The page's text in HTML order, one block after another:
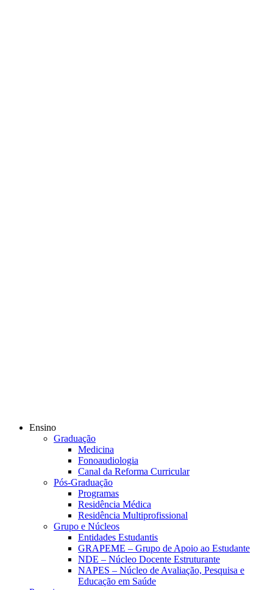
Ensino
Graduação
Medicina
Fonoaudiologia
Canal da Reforma Curricular
Pós-Graduação
Programas
Residência Médica
Residência Multiprofissional
Grupo e Núcleos
Entidades Estudantis
GRAPEME – Grupo de Apoio ao Estudante
NDE – Núcleo Docente Estruturante
NAPES – Núcleo de Avaliação, Pesquisa e
Educação em Saúde